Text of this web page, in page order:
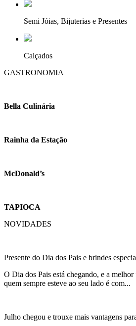
Semi Jóias, Bijuterias e Presentes
Calçados
GASTRONOMIA
Bella Culinária
Rainha da Estação
McDonald’s
TAPIOCA
NOVIDADES
Presente do Dia dos Pais e brindes
O Dia dos Pais está chegando, e a
quem sempre esteve ao seu lado é com...
Julho chegou e trouxe mais vantagens